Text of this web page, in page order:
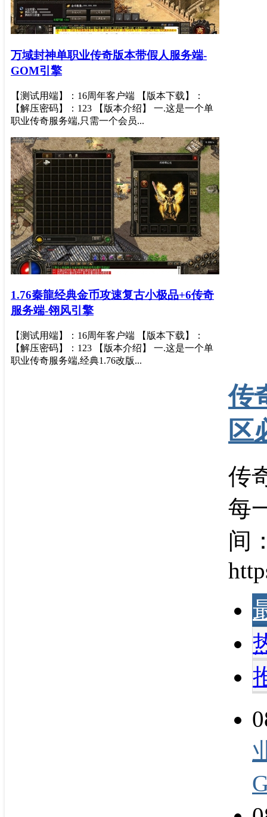
万域封神单职业传奇版本带假人服务端-
GOM引擎
【测试用端】：16周年客户端 【版本下载】：
【解压密码】：123 【版本介绍】 一.这是一个单
职业传奇服务端,只需一个会员...
1.76秦龍经典金币攻速复古小极品+6传奇
服务端-翎风引擎
【测试用端】：16周年客户端 【版本下载】：
【解压密码】：123 【版本介绍】 一.这是一个单
职业传奇服务端,经典1.76改版...
传
区
传
每
间